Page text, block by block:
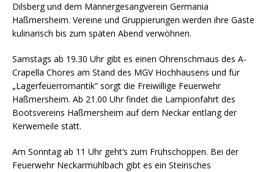
Dilsberg und dem Männergesangverein Germania
Haßmersheim. Vereine und Gruppierungen werden ihre Gäste
kulinarisch bis zum späten Abend verwöhnen.
Samstags ab 19.30 Uhr gibt es einen Ohrenschmaus des A-
Crapella Chores am Stand des MGV Hochhausens und für
„Lagerfeuerromantik“ sorgt die Freiwillige Feuerwehr
Haßmersheim. Ab 21.00 Uhr findet die Lampionfahrt des
Bootsvereins Haßmersheim auf dem Neckar entlang der
Kerwemeile statt.
Am Sonntag ab 11 Uhr geht’s zum Frühschoppen. Bei der
Feuerwehr Neckarmühlbach gibt es ein Steirisches